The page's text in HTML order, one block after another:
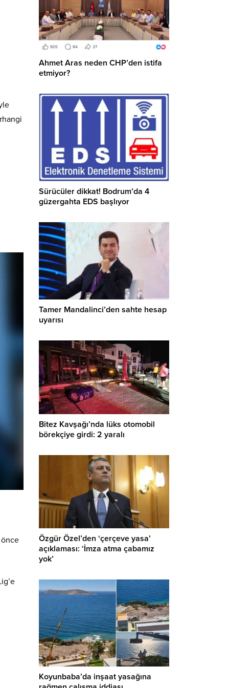
önce
Ahmet Aras neden CHP’den istifa
etmiyor?
Sürücüler dikkat! Bodrum’da 4
güzergahta EDS başlıyor
Tamer Mandalinci’den sahte hesap
uyarısı
Bitez Kavşağı’nda lüks otomobil
börekçiye girdi: 2 yaralı
Özgür Özel’den ‘çerçeve yasa’
açıklaması: ‘İmza atma çabamız
yok’
Koyunbaba’da inşaat yasağına